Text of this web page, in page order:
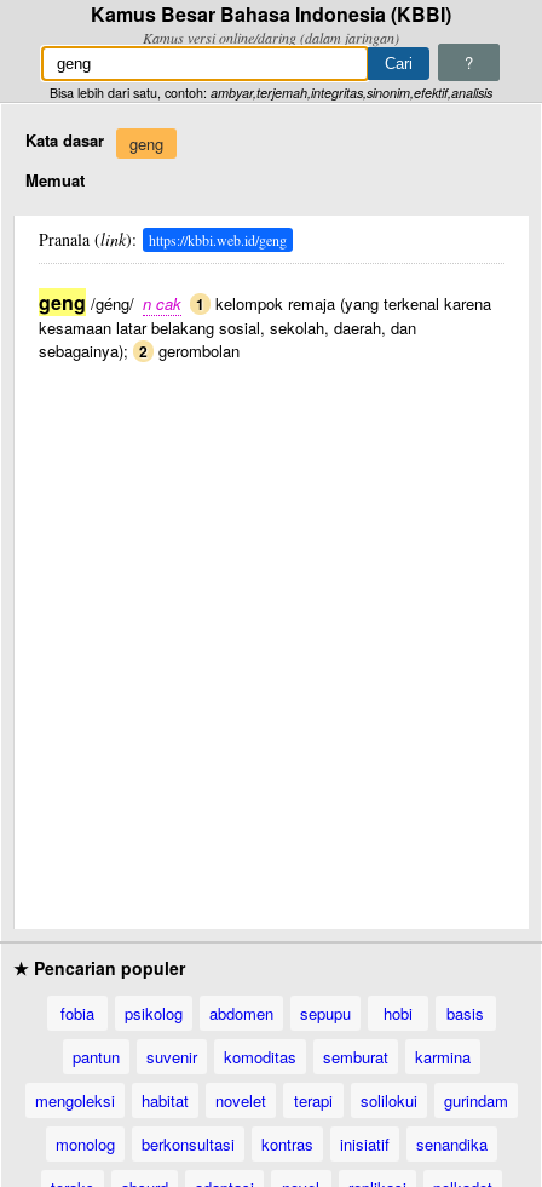
Kamus Besar Bahasa Indonesia (KBBI)
Kamus versi online/daring (dalam jaringan)
?
Bisa lebih dari satu, contoh: ambyar,terjemah,integritas,sinonim,efektif,analisis
Kata dasar
geng
Memuat
Pranala (link): https://kbbi.web.id/geng
geng /géng/ n cak 1 kelompok remaja (yang terkenal karena
kesamaan latar belakang sosial, sekolah, daerah, dan
sebagainya); 2 gerombolan
★ Pencarian populer
fobia psikolog abdomen sepupu hobi
basis
pantun
suvenir komoditas semburat
karmina
mengoleksi
habitat novelet terapi solilokui
gurindam
monolog
berkonsultasi kontras inisiatif
senandika